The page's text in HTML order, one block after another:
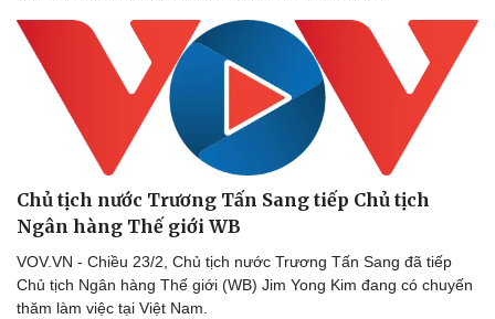
Pháp luật
Vụ án
Tin nóng
Tư vấn luật
Quân sự - Quốc phòng
Việt Nam
Phân tích
Chủ tịch nước Trương Tấn Sang tiếp Chủ tịch
Ngân hàng Thế giới WB
VOV.VN - Chiều 23/2, Chủ tịch nước Trương Tấn Sang đã tiếp
Chủ tịch Ngân hàng Thế giới (WB) Jim Yong Kim đang có chuyến
thăm làm việc tại Việt Nam.